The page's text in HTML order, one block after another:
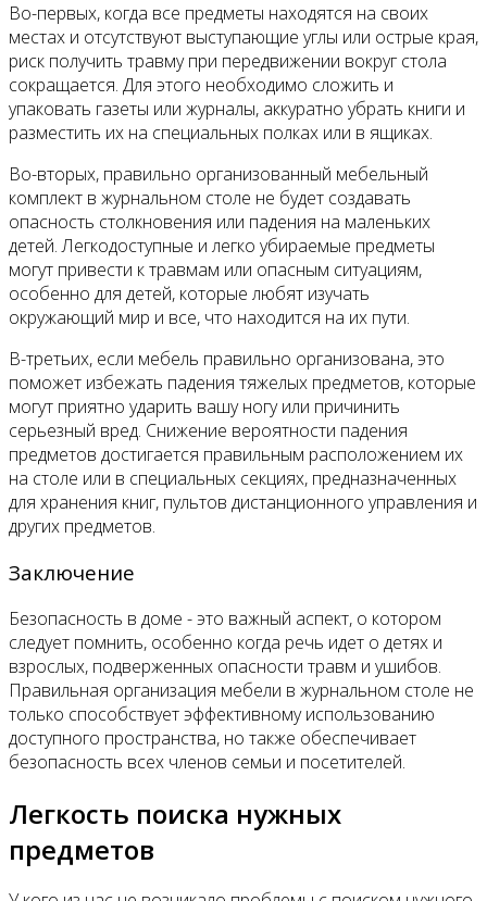
Во-первых, когда все предметы находятся на своих
местах и отсутствуют выступающие углы или острые края,
риск получить травму при передвижении вокруг стола
сокращается. Для этого необходимо сложить и
упаковать газеты или журналы, аккуратно убрать книги и
разместить их на специальных полках или в ящиках.
Во-вторых, правильно организованный мебельный
комплект в журнальном столе не будет создавать
опасность столкновения или падения на маленьких
детей. Легкодоступные и легко убираемые предметы
могут привести к травмам или опасным ситуациям,
особенно для детей, которые любят изучать
окружающий мир и все, что находится на их пути.
В-третьих, если мебель правильно организована, это
поможет избежать падения тяжелых предметов, которые
могут приятно ударить вашу ногу или причинить
серьезный вред. Снижение вероятности падения
предметов достигается правильным расположением их
на столе или в специальных секциях, предназначенных
для хранения книг, пультов дистанционного управления и
других предметов.
Заключение
Безопасность в доме - это важный аспект, о котором
следует помнить, особенно когда речь идет о детях и
взрослых, подверженных опасности травм и ушибов.
Правильная организация мебели в журнальном столе не
только способствует эффективному использованию
доступного пространства, но также обеспечивает
безопасность всех членов семьи и посетителей.
Легкость поиска нужных
предметов